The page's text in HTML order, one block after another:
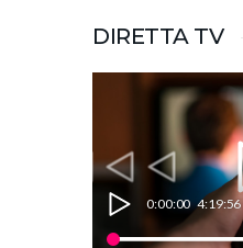
DIRETTA TV
0:00:00 4:19:56